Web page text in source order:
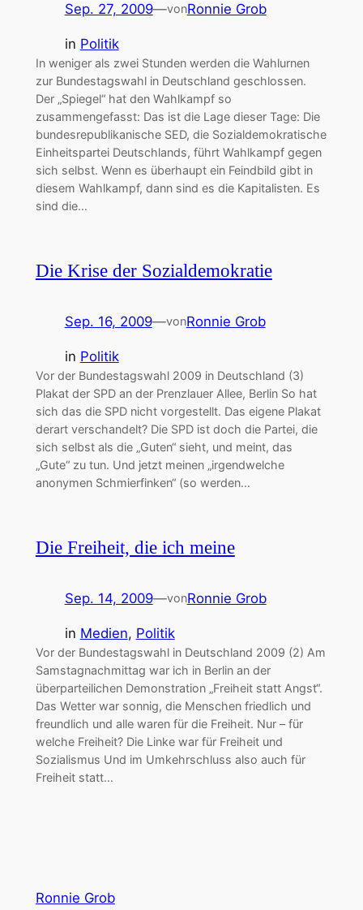
Sep. 27, 2009—vonRonnie Grob
in Politik
In weniger als zwei Stunden werden die Wahlurnen
zur Bundestagswahl in Deutschland geschlossen.
Der „Spiegel“ hat den Wahlkampf so
zusammengefasst: Das ist die Lage dieser Tage: Die
bundesrepublikanische SED, die Sozialdemokratische
Einheitspartei Deutschlands, führt Wahlkampf gegen
sich selbst. Wenn es überhaupt ein Feindbild gibt in
diesem Wahlkampf, dann sind es die Kapitalisten. Es
sind die…
Die Krise der Sozialdemokratie
Sep. 16, 2009—vonRonnie Grob
in Politik
Vor der Bundestagswahl 2009 in Deutschland (3)
Plakat der SPD an der Prenzlauer Allee, Berlin So hat
sich das die SPD nicht vorgestellt. Das eigene Plakat
derart verschandelt? Die SPD ist doch die Partei, die
sich selbst als die „Guten“ sieht, und meint, das
„Gute“ zu tun. Und jetzt meinen „irgendwelche
anonymen Schmierfinken“ (so werden…
Die Freiheit, die ich meine
Sep. 14, 2009—vonRonnie Grob
in Medien, Politik
Vor der Bundestagswahl in Deutschland 2009 (2) Am
Samstagnachmittag war ich in Berlin an der
überparteilichen Demonstration „Freiheit statt Angst“.
Das Wetter war sonnig, die Menschen friedlich und
freundlich und alle waren für die Freiheit. Nur – für
welche Freiheit? Die Linke war für Freiheit und
Sozialismus Und im Umkehrschluss also auch für
Freiheit statt…
Ronnie Grob